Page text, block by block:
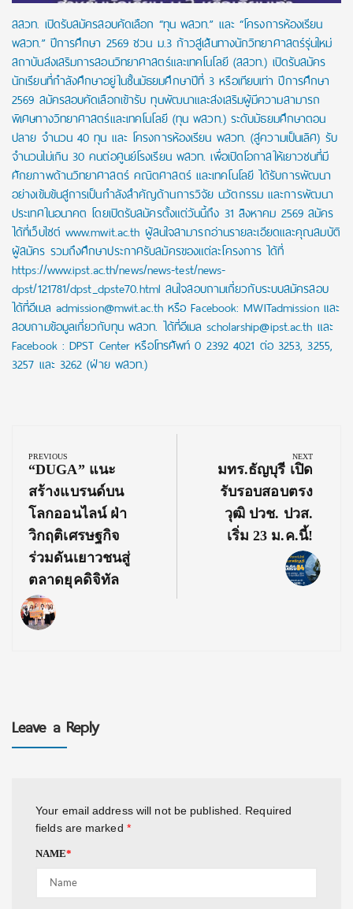
สสวท. เปิดรับสมัครสอบคัดเลือก “ทุน พสวท.” และ “โครงการห้องเรียน
พสวท.” ปีการศึกษา 2569 ชวน ม.3 ก้าวสู่เส้นทางนักวิทยาศาสตร์รุ่นใหม่
สถาบันส่งเสริมการสอนวิทยาศาสตร์และเทคโนโลยี (สสวท.) เปิดรับสมัคร
นักเรียนที่กำลังศึกษาอยู่ในชั้นมัธยมศึกษาปีที่ 3 หรือเทียบเท่า ปีการศึกษา
2569 สมัครสอบคัดเลือกเข้ารับ ทุนพัฒนาและส่งเสริมผู้มีความสามารถ
พิเศษทางวิทยาศาสตร์และเทคโนโลยี (ทุน พสวท.) ระดับมัธยมศึกษาตอน
ปลาย จำนวน 40 ทุน และ โครงการห้องเรียน พสวท. (สู่ความเป็นเลิศ) รับ
จำนวนไม่เกิน 30 คนต่อศูนย์โรงเรียน พสวท. เพื่อเปิดโอกาสให้เยาวชนที่มี
ศักยภาพด้านวิทยาศาสตร์ คณิตศาสตร์ และเทคโนโลยี ได้รับการพัฒนา
อย่างเข้มข้นสู่การเป็นกำลังสำคัญด้านการวิจัย นวัตกรรม และการพัฒนา
ประเทศในอนาคต โดยเปิดรับสมัครตั้งแต่วันนี้ถึง 31 สิงหาคม 2569 สมัคร
ได้ที่เว็บไซต์ www.mwit.ac.th ผู้สนใจสามารถอ่านรายละเอียดและคุณสมบัติ
ผู้สมัคร รวมถึงศึกษาประกาศรับสมัครของแต่ละโครงการ ได้ที่
https://www.ipst.ac.th/news/news-test/news-
dpst/121781/dpst_dpste70.html สนใจสอบถามเกี่ยวกับระบบสมัครสอบ
ได้ที่อีเมล admission@mwit.ac.th หรือ Facebook: MWITadmission และ
สอบถามข้อมูลเกี่ยวกับทุน พสวท. ได้ที่อีเมล scholarship@ipst.ac.th และ
Facebook : DPST Center หรือโทรศัพท์ 0 2392 4021 ต่อ 3253, 3255,
3257 และ 3262 (ฝ่าย พสวท.)
navigation
PREVIOUS
Previous
Post:
“DUGA” แนะ
สร้างแบรนด์บน
โลกออนไลน์ ฝ่า
วิกฤติเศรษฐกิจ
ร่วมดันเยาวชนสู่
ตลาดยุคดิจิทัล
NEXT
Next
Post:
มทร.ธัญบุรี เปิด
รับรอบสอบตรง
วุฒิ ปวช. ปวส.
เริ่ม 23 ม.ค.นี้!
Leave a Reply
Your email address will not be published.
Required
fields are marked *
NAME*